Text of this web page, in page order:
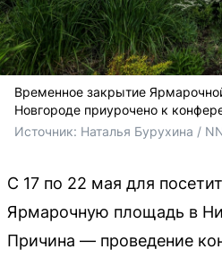
Временное закрытие
Новгороде приурочено к
Источник: Наталья Бурухина /
С 17 по 22 мая для
Ярмарочную площадь в
Причина — проведение